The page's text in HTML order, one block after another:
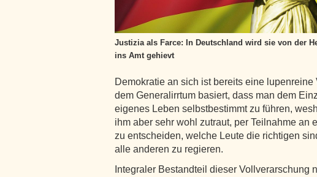
Justizia als Farce: In Deutschland wird sie von der
ins Amt gehievt
Demokratie an sich ist bereits eine
dem Generalirrtum basiert, dass man dem
eigenes Leben selbstbestimmt zu führen,
ihm aber sehr wohl zutraut, per Teilnahme an
zu entscheiden, welche Leute die richtigen
alle anderen zu regieren.
Integraler Bestandteil dieser Vollverarschung